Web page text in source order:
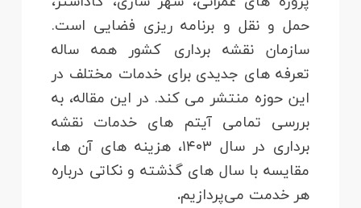
حمل‌ و نقل و برنامه‌ ریزی فضایی است.
سازمان نقشه‌ برداری کشور همه‌ ساله
تعرفه‌ های جدیدی برای خدمات مختلف در
این حوزه منتشر می‌ کند. در این مقاله، به
بررسی تمامی آیتم‌ های خدمات نقشه‌
برداری در سال ۱۴۰۳، هزینه‌ های آن‌ ها،
مقایسه با سال‌ های گذشته و نکاتی درباره
هر خدمت می‌پردازیم.